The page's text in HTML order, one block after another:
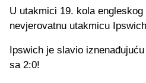
U utakmici 19. kola
nevjerovatnu utakmicu
Ipswich je slavio
sa 2:0!